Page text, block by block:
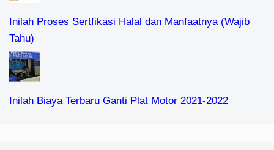
Inilah Proses Sertfikasi Halal dan Manfaatnya (Wajib
Tahu)
Inilah Biaya Terbaru Ganti Plat Motor 2021-2022